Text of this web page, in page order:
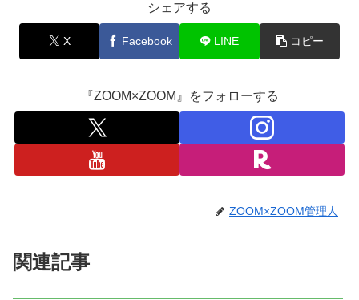
シェアする
X Facebook LINE コピー
『ZOOM×ZOOM』をフォローする
ZOOM×ZOOM管理人
関連記事